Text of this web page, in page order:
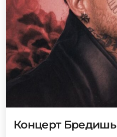
Концерт Бредишь